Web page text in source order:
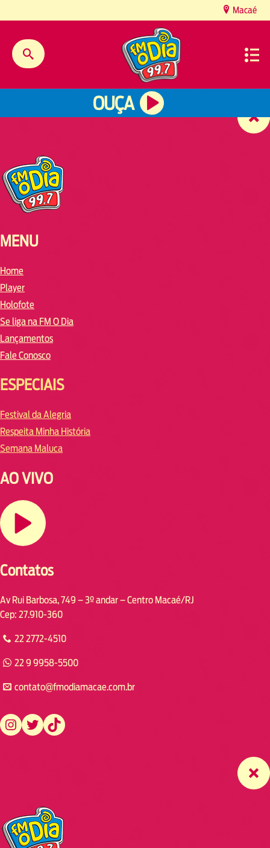
Macaé
OUÇA
MENU
Home
Player
Holofote
Se liga na FM O Dia
Lançamentos
Fale Conosco
ESPECIAIS
Festival da Alegria
Respeita Minha História
Semana Maluca
AO VIVO
Contatos
Av Rui Barbosa, 749 – 3º andar – Centro Macaé/RJ
Cep: 27.910-360
22 2772-4510
22 9 9958-5500
contato@fmodiamacae.com.br
https://www.instagram.com/fmodia.macae/ https://twitter.com/fmodia.macae/ https://www.tiktok.com/@fmodia.macae